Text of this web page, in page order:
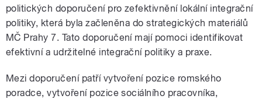
politických doporučení pro zefektivnění lokální integrační
politiky, která byla začleněna do strategických materiálů
MČ Prahy 7. Tato doporučení mají pomoci identifikovat
efektivní a udržitelné integrační politiky a praxe.
Mezi doporučení patří vytvoření pozice romského
poradce, vytvoření pozice sociálního pracovníka,